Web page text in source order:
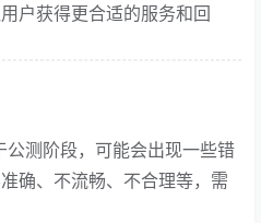
户获得更合适的服务和回
测阶段，可能会出现一些错
确、不流畅、不合理等，需